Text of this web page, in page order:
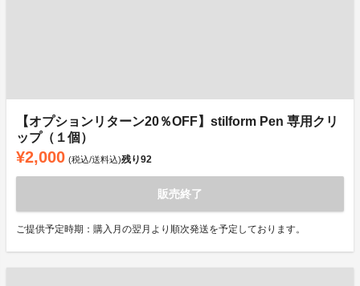
【オプションリターン20％OFF】stilform Pen 専用クリ
ップ（１個）
¥2,000 (税込/送料込)残り92
販売終了
ご提供予定時期：購入月の翌月より順次発送を予定しております。